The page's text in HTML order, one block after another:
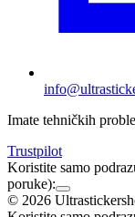
Imate tehničkih
Trustpilot
Koristite samo
poruke):
© 2026